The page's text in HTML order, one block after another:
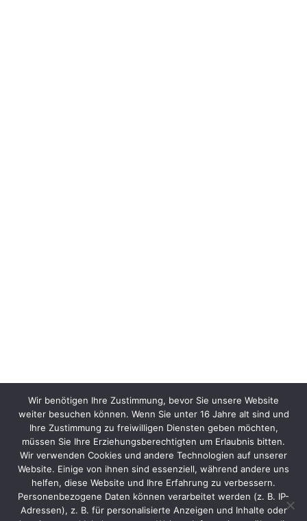
Wir benötigen Ihre Zustimmung, bevor Sie unsere Website
weiter besuchen können. Wenn Sie unter 16 Jahre alt sind und
Ihre Zustimmung zu freiwilligen Diensten geben möchten,
müssen Sie Ihre Erziehungsberechtigten um Erlaubnis bitten.
Wir verwenden Cookies und andere Technologien auf unserer
Website. Einige von ihnen sind essenziell, während andere uns
helfen, diese Website und Ihre Erfahrung zu verbessern.
Personenbezogene Daten können verarbeitet werden (z. B. IP-
Adressen), z. B. für personalisierte Anzeigen und Inhalte oder